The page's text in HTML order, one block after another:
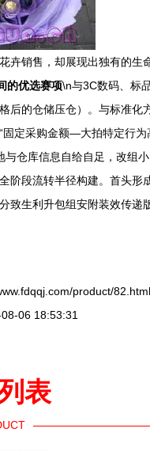
售，却展现出独有的生
的优选赛项\n与3C数码、标
的仓储压仓）。与标准
定采购金额—大拍特定行
与仓库信息自给自足，改组
段流转半径构建。首头
致生利升包组安附装效传
product/82.html
06 18:53:31
表